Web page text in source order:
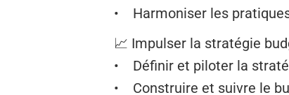
• Harmoniser les
📈 Impulser la stratégie
• Définir et piloter la
• Construire et suivre le